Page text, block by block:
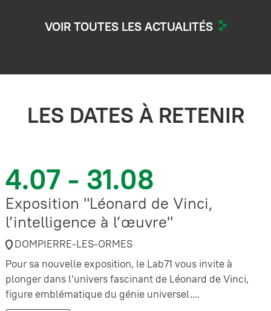
VOIR TOUTES LES ACTUALITÉS
LES DATES À RETENIR
4.07 - 31.08
Exposition "Léonard de Vinci,
l’intelligence à l’œuvre"
DOMPIERRE-LES-ORMES
Pour sa nouvelle exposition, le Lab71 vous invite à
plonger dans l’univers fascinant de Léonard de Vinci,
figure emblématique du génie universel....